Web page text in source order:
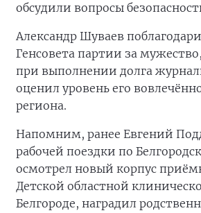
обсудили вопросы
Александр Шуваев
Генсовета партии за
при выполнении долга
оценил уровень его
региона.
Напомним, ранее Евгений
рабочей поездки по
осмотрел новый корпус
Детской областной
Белгороде, наградил